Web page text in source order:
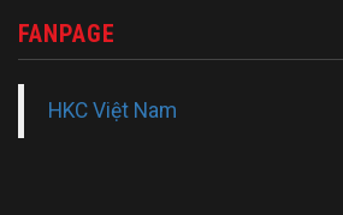
FANPAGE
HKC Việt Nam